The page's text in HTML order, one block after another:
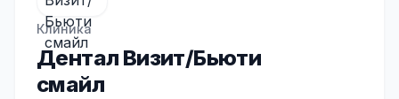
Клиника
Дентал Визит/Бьюти
смайл